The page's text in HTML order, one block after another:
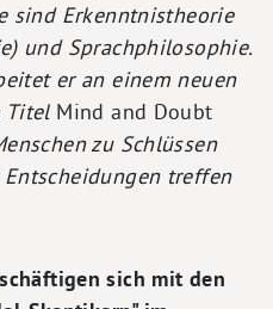
sind Erkenntnistheorie
und Sprachphilosophie.
er an einem neuen
Titel Mind and Doubt
zu Schlüssen
treffen
sich mit den